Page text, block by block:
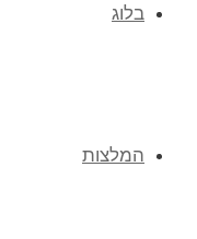
בלוג
המלצות